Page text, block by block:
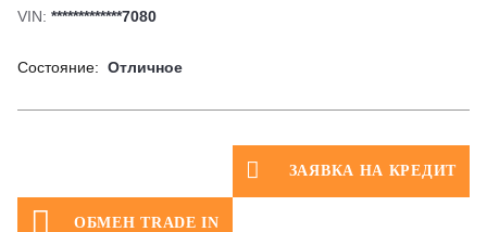
VIN: *************7080
Состояние: Отличное
ЗАЯВКА НА КРЕДИТ
ОБМЕН TRADE IN